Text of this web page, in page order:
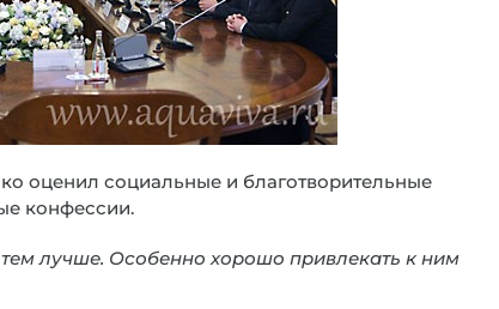
оценил социальные и благотворительные
конфессии.
лучше. Особенно хорошо привлекать к ним